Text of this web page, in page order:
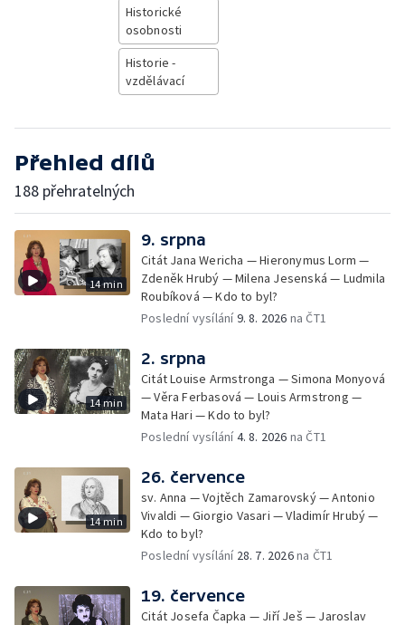
Historické
osobnosti
Historie -
vzdělávací
Přehled dílů
188 přehratelných
14 min
9. srpna
Citát Jana Wericha — Hieronymus Lorm —
Zdeněk Hrubý — Milena Jesenská — Ludmila
Roubíková — Kdo to byl?
Poslední vysílání9. 8. 2026 na ČT1
14 min
2. srpna
Citát Louise Armstronga — Simona Monyová
— Věra Ferbasová — Louis Armstrong —
Mata Hari — Kdo to byl?
Poslední vysílání4. 8. 2026 na ČT1
14 min
26. července
sv. Anna — Vojtěch Zamarovský — Antonio
Vivaldi — Giorgio Vasari — Vladimír Hrubý —
Kdo to byl?
Poslední vysílání 28. 7. 2026na ČT1
19. července
Citát Josefa Čapka — Jiří Ješ — Jaroslav